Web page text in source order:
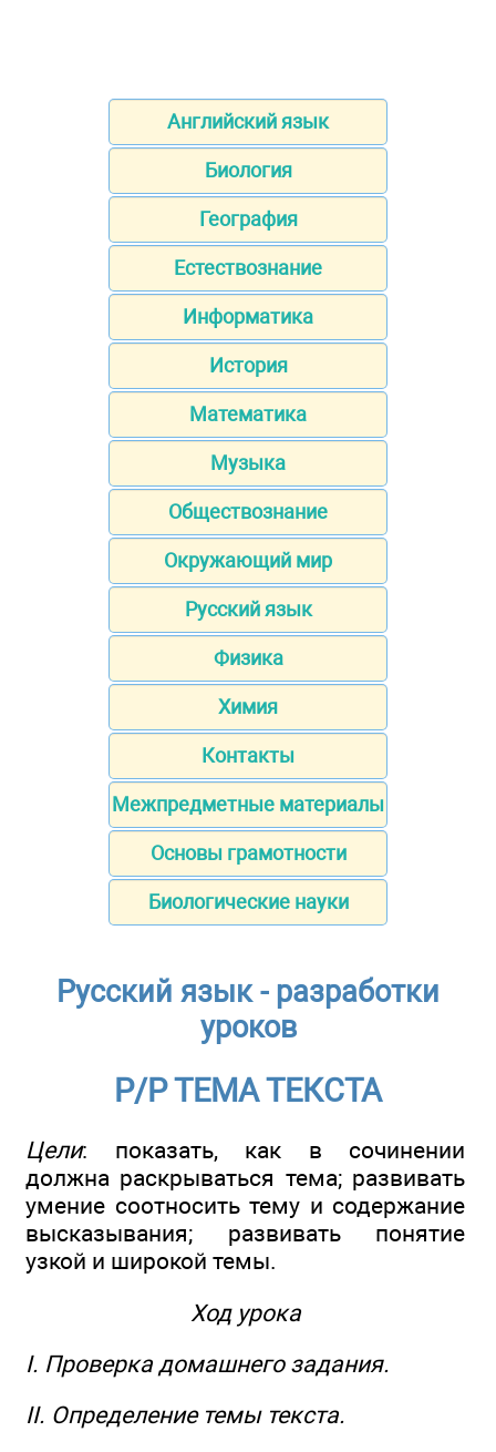
Английский язык
Биология
География
Естествознание
Информатика
История
Математика
Музыка
Обществознание
Окружающий мир
Русский язык
Физика
Химия
Контакты
Межпредметные материалы
Основы грамотности
Биологические науки
Русский язык - разработки
уроков
Р/Р ТЕМА ТЕКСТА
Цели: показать, как в сочинении
должна раскрываться тема; развивать
умение соотносить тему и содержание
высказывания; развивать понятие
узкой и широкой темы.
Ход урока
I. Проверка домашнего задания.
II. Определение темы текста.